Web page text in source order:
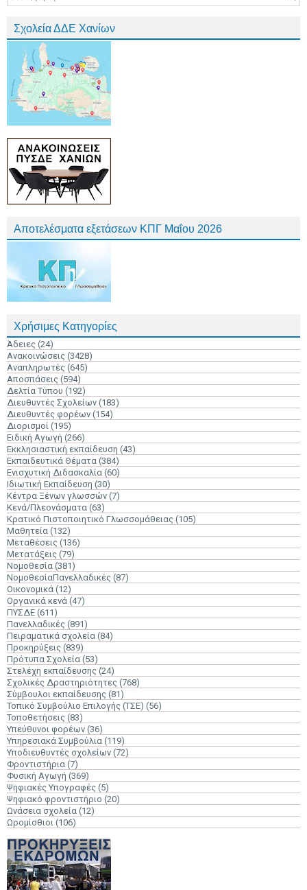
Σχολεία ΔΔΕ Χανίων
Αποτελέσματα εξετάσεων ΚΠΓ Μαΐου 2026
Χρήσιμες Κατηγορίες
Άδειες (24)
Ανακοινώσεις (3428)
Αναπληρωτές (645)
Αποσπάσεις (594)
Δελτία Τύπου (192)
Διευθυντές Σχολείων (183)
Διευθυντές φορέων (154)
Διορισμοί (195)
Ειδική Αγωγή (266)
Εκκλησιαστική εκπαίδευση (43)
Εκπαιδευτικά Θέματα (384)
Ενισχυτική Διδασκαλία (60)
Ιδιωτική Εκπαίδευση (30)
Κέντρα Ξένων γλωσσών (7)
Κενά/Πλεονάσματα (63)
Κρατικό Πιστοποιητικό Γλωσσομάθειας (105)
Μαθητεία (132)
Μεταθέσεις (136)
Μετατάξεις (79)
Νομοθεσία (381)
ΝομοθεσίαΠανελλαδικές (87)
Οικονομικά (12)
Οργανικά κενά (47)
ΠΥΣΔΕ (611)
Πανελλαδικές (891)
Πειραματικά σχολεία (84)
Προκηρύξεις (839)
Πρότυπα Σχολεία (53)
Στελέχη εκπαίδευσης (24)
Σχολικές Δραστηριότητες (768)
Σύμβουλοι εκπαίδευσης (81)
Τοπικό Συμβούλιο Επιλογής (ΤΣΕ) (56)
Τοποθετήσεις (83)
Υπεύθυνοι φορέων (36)
Υπηρεσιακά Συμβούλια (119)
Υποδιευθυντές σχολείων (72)
Φροντιστήρια (7)
Φυσική Αγωγή (369)
Ψηφιακές Υπογραφές (5)
Ψηφιακό φροντιστήριο (20)
Ωνάσεια σχολεία (12)
Ωρομίσθιοι (106)